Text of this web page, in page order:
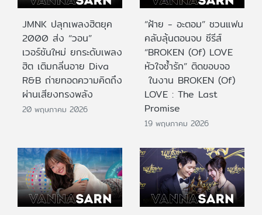
JMNK ปลุกเพลงฮิตยุค
2000 ส่ง “วอน”
เวอร์ชันใหม่ ยกระดับเพลง
ฮิต เติมกลิ่นอาย Diva
R&B ถ่ายทอดความคิดถึง
ผ่านเสียงทรงพลัง
20 พฤษภาคม 2026
“ฝ้าย - อะตอม” ชวนแฟน
คลับลุ้นตอนจบ ซีรีส์
“BROKEN (Of) LOVE
หัวใจช้ำรัก” ติดขอบจอ
ในงาน BROKEN (Of)
LOVE : The Last
Promise
19 พฤษภาคม 2026